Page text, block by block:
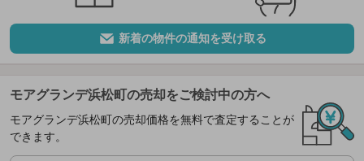
新着の物件の通知を受け取る
モアグランデ浜松町の売却をご検討中の方へ
モアグランデ浜松町の売却価格を無料で査定することが
できます。